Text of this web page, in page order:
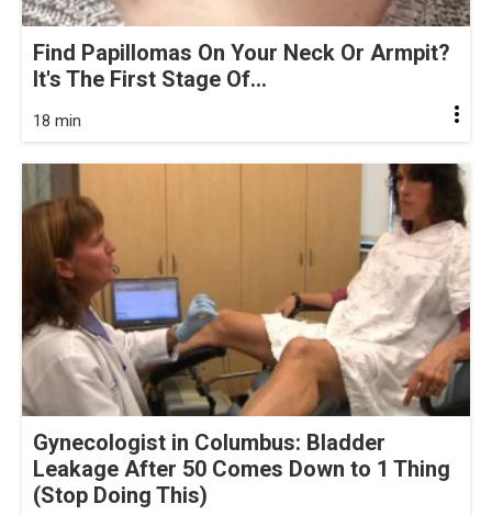
Find Papillomas On Your Neck Or Armpit?
It's The First Stage Of...
18 min
Gynecologist in Columbus: Bladder
Leakage After 50 Comes Down to 1 Thing
(Stop Doing This)